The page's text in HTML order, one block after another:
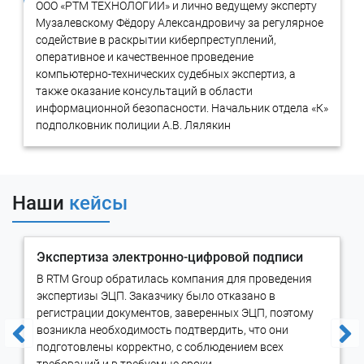
Нужна консультация?
Задать вопрос
Производство экспертизы электронной цифровой подписи
Экспертизу ЭЦП
можно провести как внесудебное
исследование, досудебную и назначенную судом экспертизу, а
так же на основании договора с частным или юридическим
лицом.
Подробнее о различных видах экспертиз можно узнать в
нашей статье:«Классификация судебных экспертиз»
ООО «РТМ ТЕХНОЛОГИИ» и лично ведущему эксперту
Музалевскому Фёдору Александровичу за регулярное
содействие в раскрытии киберпреступлений,
оперативное и качественное проведение
компьютерно-технических судебных экспертиз, а
также оказание консультаций в области
информационной безопасности. Начальник отдела «К»
подполковник полиции А.В. Лялякин
Наши кейсы
Экспертиза электронно-цифровой подписи
В RTM Group обратилась компания для проведения
экспертизы ЭЦП. Заказчику было отказано в
регистрации документов, заверенных ЭЦП, поэтому
возникла необходимость подтвердить, что они
подготовлены корректно, с соблюдением всех